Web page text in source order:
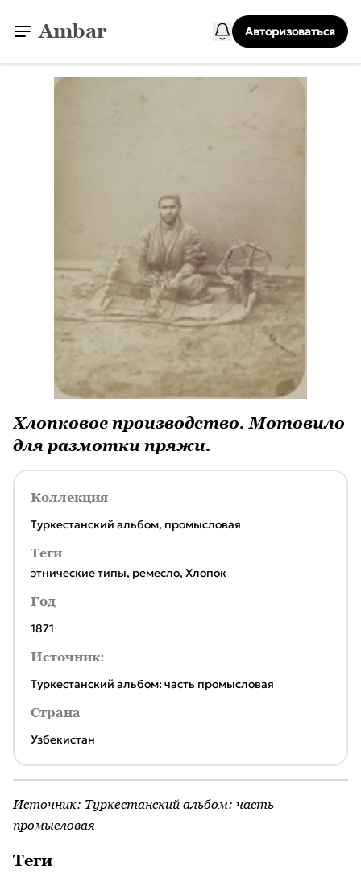
Ambar Авторизоваться
Хлопковое производство. Мотовило
для размотки пряжи.
Коллекция
Туркестанский альбом, промысловая
Теги
этнические типы, ремесло, Хлопок
Год
1871
Источник:
Туркестанский альбом: часть промысловая
Страна
Узбекистан
Источник: Туркестанский альбом: часть
промысловая
Теги